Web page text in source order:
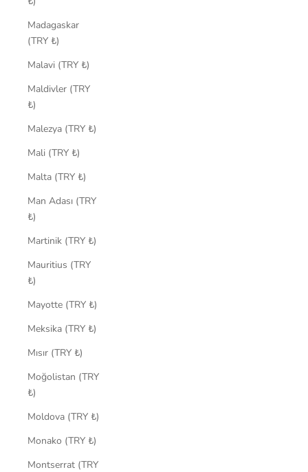
Madagaskar
(TRY ₺)
Malavi (TRY ₺)
Maldivler (TRY
₺)
Malezya (TRY ₺)
Mali (TRY ₺)
Malta (TRY ₺)
Man Adası (TRY
₺)
Martinik (TRY ₺)
Mauritius (TRY
₺)
Mayotte (TRY ₺)
Meksika (TRY ₺)
Mısır (TRY ₺)
Moğolistan (TRY
₺)
Moldova (TRY ₺)
Monako (TRY ₺)
Montserrat (TRY